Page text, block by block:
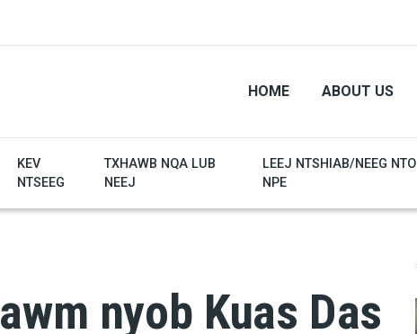
HOME ABOUT US
KEV
NTSEEG
TXHAWB NQA LUB
NEEJ
LEEJ NTSHIAB/NEEG NTO
NPE
nyob Kuas Das